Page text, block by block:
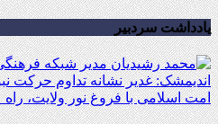
یادداشت سردبیر